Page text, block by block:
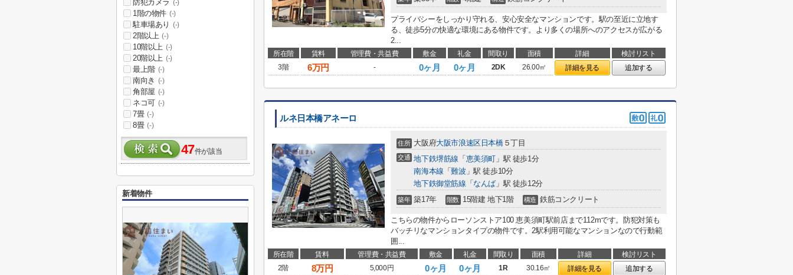
プライバシーをしっかり守れる、安心安全なマンションです。駅の至近に立地す
る、徒歩5分の快適な環境にある物件です。より多くの場所へのアクセスが広がる
2...
所在階 賃料 管理費・共益費 敷金 礼金 間取り 面積 詳細
検討リスト
3階
6万円 - 0ヶ月 0ヶ月 2DK 26.00㎡ 詳細を見る 追加する
ルネ日本橋アネーロ
住所 大阪府大阪市浪速区日本橋５丁目
交通 地下鉄堺筋線 「 恵美須町 」駅 徒歩1分
南海本線 「難波 」駅 徒歩10分
地下鉄御堂筋線 「 なんば 」駅 徒歩12分
築年 築17年 階数 15階建 地下1階 構造 鉄筋コンクリート
こちらの物件からローソンストア100 恵美須町駅前店まで112mです。防犯対策も
バッチリなマンションタイプの物件です。2駅利用可能なマンションなので行動範
囲...
所在階 賃料 管理費・共益費 敷金 礼金 間取り 面積 詳細
検討リスト
2階
8万円 5,000円 0ヶ月 0ヶ月 1R 30.16㎡ 詳細を見る
追加する
防犯カメラ (-)
1階の物件 (-)
駐車場あり (-)
2階以上 (-)
10階以上 (-)
20階以上 (-)
最上階 (-)
南向き (-)
角部屋 (-)
ネコ可 (-)
7畳 (-)
8畳 (-)
47件が該当
新着物件